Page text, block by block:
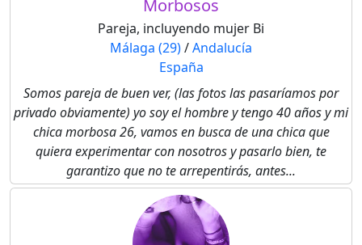
Morbosos
Pareja, incluyendo mujer Bi
Málaga (29)/Andalucía
España
Somos pareja de buen ver, (las fotos las pasaríamos por
privado obviamente) yo soy el hombre y tengo 40 años y mi
chica morbosa 26, vamos en busca de una chica que
quiera experimentar con nosotros y pasarlo bien, te
garantizo que no te arrepentirás, antes...